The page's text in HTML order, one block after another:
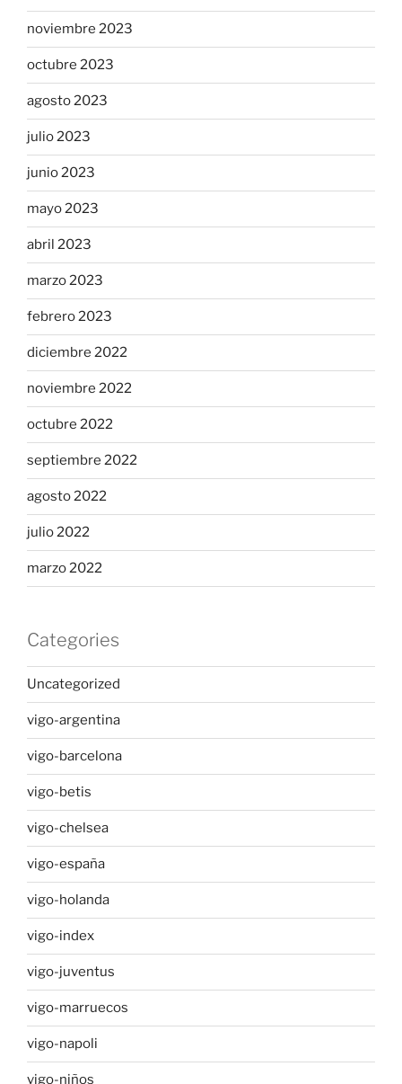
noviembre 2023
octubre 2023
agosto 2023
julio 2023
junio 2023
mayo 2023
abril 2023
marzo 2023
febrero 2023
diciembre 2022
noviembre 2022
octubre 2022
septiembre 2022
agosto 2022
julio 2022
marzo 2022
Categories
Uncategorized
vigo-argentina
vigo-barcelona
vigo-betis
vigo-chelsea
vigo-españa
vigo-holanda
vigo-index
vigo-juventus
vigo-marruecos
vigo-napoli
vigo-niños